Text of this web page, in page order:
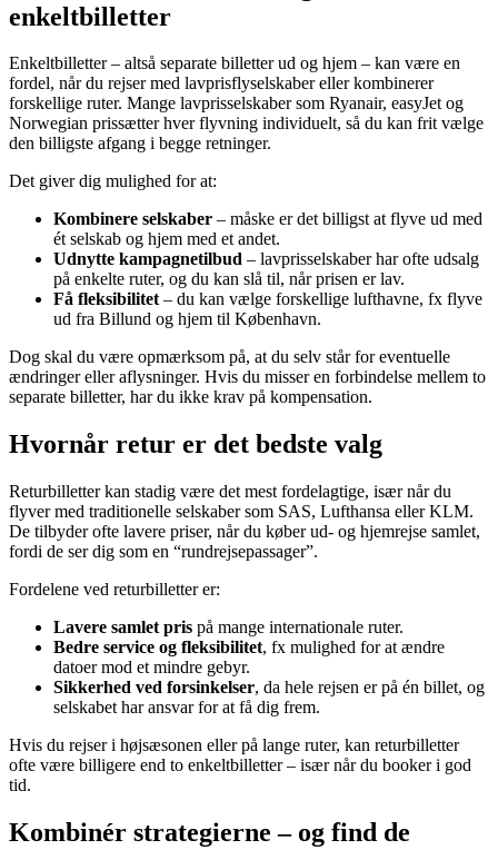
enkeltbilletter
Enkeltbilletter – altså separate billetter ud og hjem – kan være en
fordel, når du rejser med lavprisflyselskaber eller kombinerer
forskellige ruter. Mange lavprisselskaber som Ryanair, easyJet og
Norwegian prissætter hver flyvning individuelt, så du kan frit vælge
den billigste afgang i begge retninger.
Det giver dig mulighed for at:
Kombinere selskaber – måske er det billigst at flyve ud med
ét selskab og hjem med et andet.
Udnytte kampagnetilbud – lavprisselskaber har ofte udsalg
på enkelte ruter, og du kan slå til, når prisen er lav.
Få fleksibilitet– du kan vælge forskellige lufthavne, fx flyve
ud fra Billund og hjem til København.
Dog skal du være opmærksom på, at du selv står for eventuelle
ændringer eller aflysninger. Hvis du misser en forbindelse mellem to
separate billetter, har du ikke krav på kompensation.
Hvornår retur er det bedste valg
Returbilletter kan stadig være det mest fordelagtige, især når du
flyver med traditionelle selskaber som SAS, Lufthansa eller KLM.
De tilbyder ofte lavere priser, når du køber ud- og hjemrejse samlet,
fordi de ser dig som en “rundrejsepassager”.
Fordelene ved returbilletter er:
Lavere samlet pris på mange internationale ruter.
Bedre service og fleksibilitet, fx mulighed for at ændre
datoer mod et mindre gebyr.
Sikkerhed ved forsinkelser, da hele rejsen er på én billet, og
selskabet har ansvar for at få dig frem.
Hvis du rejser i højsæsonen eller på lange ruter, kan returbilletter
ofte være billigere end to enkeltbilletter – især når du booker i god
tid.
Kombinér strategierne – og find de